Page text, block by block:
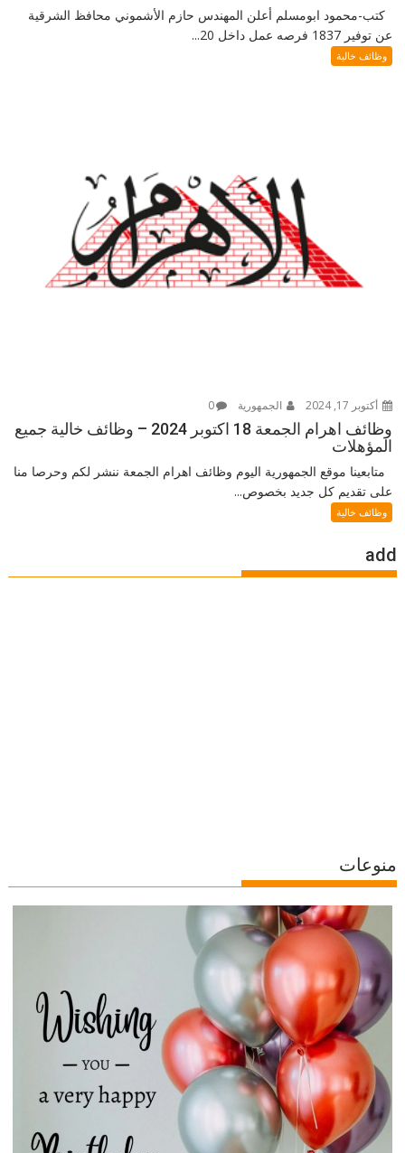
كتب-محمود ابومسلم أعلن المهندس حازم الأشموني محافظ الشرقية
عن توفير 1837 فرصه عمل داخل 20...
وظائف خالية
أكتوبر 17, 2024 الجمهورية 0
وظائف اهرام الجمعة 18 اكتوبر 2024 – وظائف خالية جميع
المؤهلات
متابعينا موقع الجمهورية اليوم وظائف اهرام الجمعة ننشر لكم وحرصا منا
على تقديم كل جديد بخصوص...
وظائف خالية
add
منوعات